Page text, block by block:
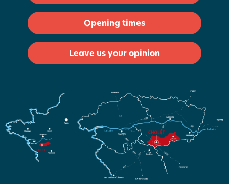
Opening times
Leave us your opinion